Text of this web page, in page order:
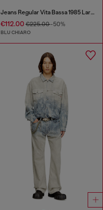
Jeans Regular Vita Bassa 1985 Larkee
€112.00€225.00-50%
BLU CHIARO